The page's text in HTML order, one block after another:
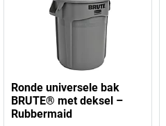
Ronde universele bak
BRUTE® met deksel –
Rubbermaid